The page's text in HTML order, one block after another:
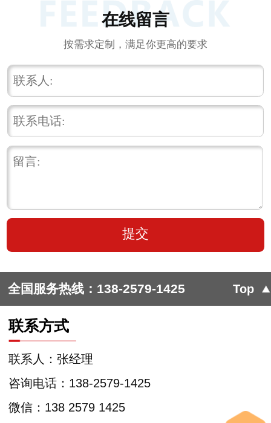
在线留言
按需求定制，满足你更高的要求
全国服务热线： 138-2579-1425 Top
联系方式
咨询电话：138-2579-1425
联系人：张经理
微信：138 2579 1425